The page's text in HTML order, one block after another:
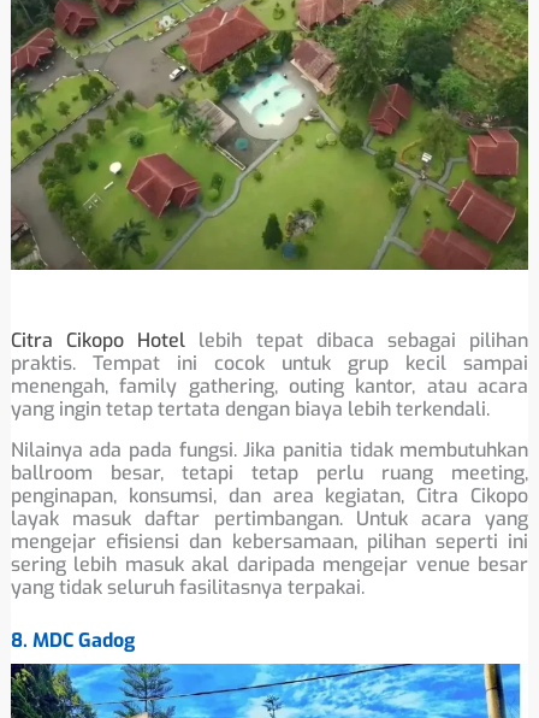
Citra Cikopo Hotel lebih tepat dibaca sebagai pilihan
praktis. Tempat ini cocok untuk grup kecil sampai
menengah, family gathering, outing kantor, atau acara
yang ingin tetap tertata dengan biaya lebih terkendali.
Nilainya ada pada fungsi. Jika panitia tidak membutuhkan
ballroom besar, tetapi tetap perlu ruang meeting,
penginapan, konsumsi, dan area kegiatan, Citra Cikopo
layak masuk daftar pertimbangan. Untuk acara yang
mengejar efisiensi dan kebersamaan, pilihan seperti ini
sering lebih masuk akal daripada mengejar venue besar
yang tidak seluruh fasilitasnya terpakai.
8. MDC Gadog